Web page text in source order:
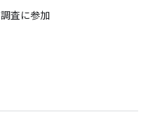
調査に参加